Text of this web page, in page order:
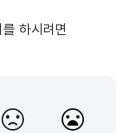
하시려면